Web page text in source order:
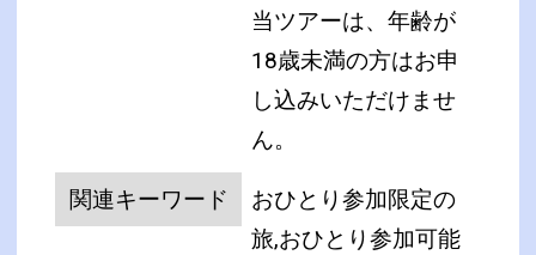
当ツアーは、年齢が
18歳未満の方はお申
し込みいただけませ
ん。
関連キーワード
おひとり参加限定の
旅,おひとり参加可能